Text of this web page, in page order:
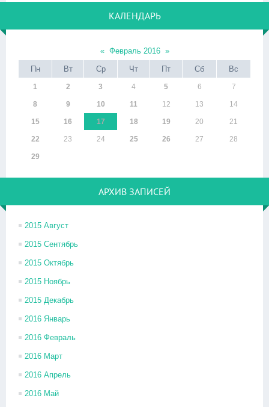
КАЛЕНДАРЬ
« Февраль 2016 »
Пн
Вт Ср Чт Пт Сб Вс
1 2 3 4 5 6 7
8 9 10 11 12 13 14
15 16 17 18 19 20 21
22 23 24 25 26 27 28
29
АРХИВ ЗАПИСЕЙ
2015 Август
2015 Сентябрь
2015 Октябрь
2015 Ноябрь
2015 Декабрь
2016 Январь
2016 Февраль
2016 Март
2016 Апрель
2016 Май